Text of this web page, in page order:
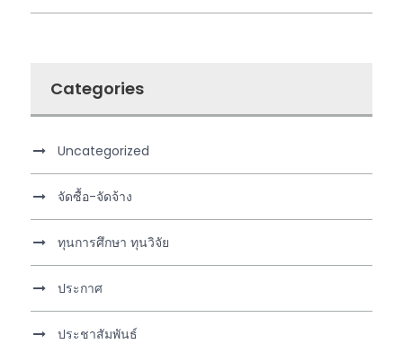
Categories
Uncategorized
จัดซื้อ-จัดจ้าง
ทุนการศึกษา ทุนวิจัย
ประกาศ
ประชาสัมพันธ์